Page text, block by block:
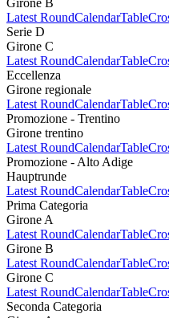
Latest RoundCalendarTable
Serie D
Girone C
Latest RoundCalendarTable
Eccellenza
Girone regionale
Latest RoundCalendarTable
Promozione - Trentino
Girone trentino
Latest RoundCalendarTable
Promozione - Alto Adige
Hauptrunde
Latest RoundCalendarTable
Prima Categoria
Girone A
Latest RoundCalendarTable
Girone B
Latest RoundCalendarTable
Girone C
Latest RoundCalendarTable
Seconda Categoria